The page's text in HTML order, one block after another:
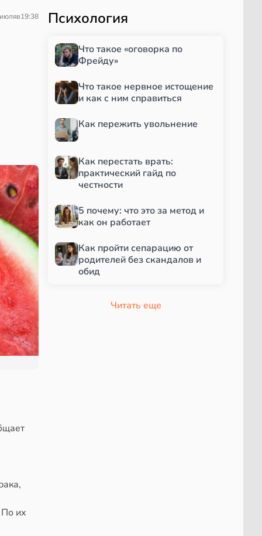
в19:38
их
Психология
Что такое «оговорка по
Фрейду»
Что такое нервное истощение
и как с ним справиться
Как пережить увольнение
Как перестать врать:
практический гайд по
честности
5 почему: что это за метод и
как он работает
Как пройти сепарацию от
родителей без скандалов и
обид
Читать еще